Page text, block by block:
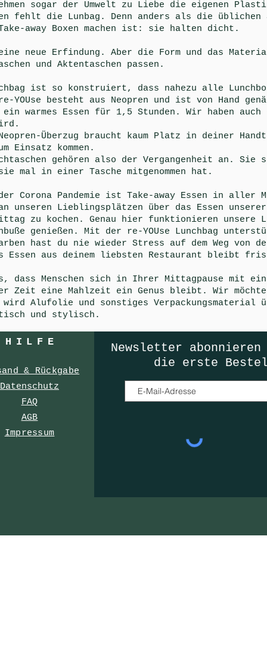
sogar der Umwelt zu Liebe die eigenen
fehlt die Lunbag. Denn anders als die
away Boxen machen ist: sie halten dicht.
neue Erfindung. Aber die Form und das
und Aktentaschen passen.
ist so konstruiert, dass nahezu alle
YOUse besteht aus Neopren und ist von Hand
warmes Essen für 1,5 Stunden. Wir haben
Überzug braucht kaum Platz in deiner
Einsatz kommen.
gehören also der Vergangenheit an.
mal in einer Tasche mitgenommen hat.
Corona Pandemie ist Take-away Essen in aller
unseren Lieblingsplätzen über das Essen
zu kochen. Genau hier funktionieren unsere
genießen. Mit der re-YOUse Lunchbag
hast du nie wieder Stress auf dem Weg von
Essen aus deinem liebsten Restaurant bleibt
Menschen sich in Ihrer Mittagpause mit
Zeit eine Mahlzeit ein Genus bleibt. Wir
wird Alufolie und sonstiges Verpackungsmaterial
und stylisch.
HILF E
& Rückgabe
Datenschutz
FAQ
AGB
Impressum
Newsletter
die erste